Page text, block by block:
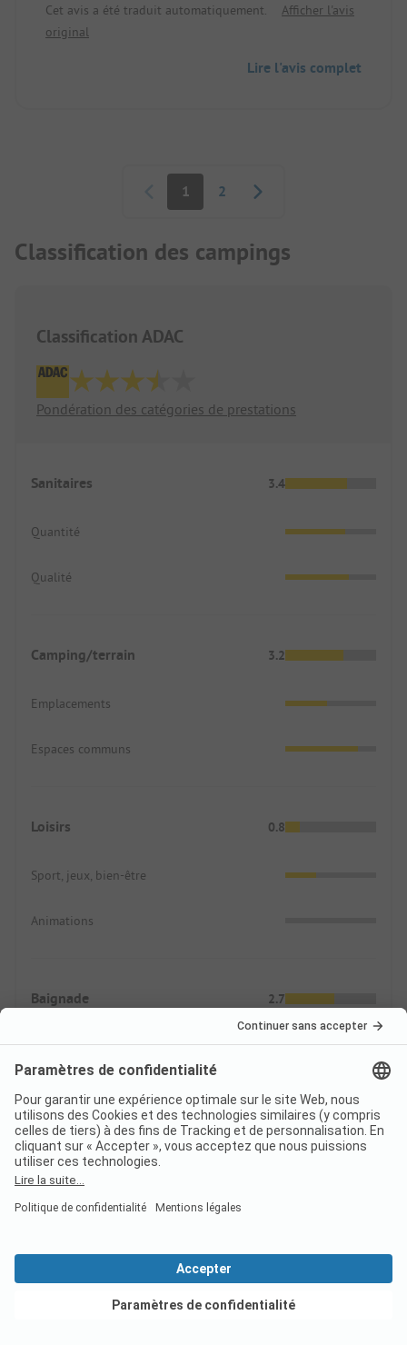
Cet avis a été traduit automatiquement.
Afficher l'avis
original
Lire l'avis complet
1 2
Classification des campings
Classification ADAC
Pondération des catégories de prestations
Sanitaires 3.4
Quantité
Qualité
Camping/terrain 3.2
Emplacements
Espaces communs
Loisirs 0.8
Sport, jeux, bien-être
Animations
Baignade 2.7
Spots naturels
Piscines extérieures et couvertes
Approvisionnement
Commerces
Voir les offres